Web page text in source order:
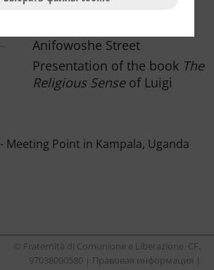
Anifowoshe Street
Presentation of the book The
Religious Senseof Luigi
- Meeting Point in Kampala, Uganda
© Fraternità di Comunione e Liberazione. CF.
97038000580 | Правовая информация |